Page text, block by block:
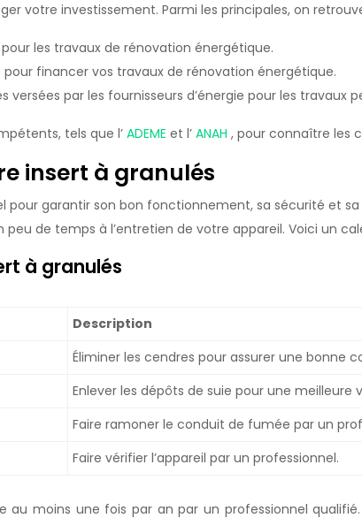
votre investissement. Parmi les principales, on
les travaux de rénovation énergétique.
financer vos travaux de rénovation énergétique.
versées par les fournisseurs d’énergie pour les travaux
tels que l’ ADEME et l’ ANAH , pour connaître les
insert à granulés
pour garantir son bon fonctionnement, sa sécurité et
de temps à l’entretien de votre appareil. Voici un
à granulés
Description
Éliminer les cendres pour assurer une bonne
Enlever les dépôts de suie pour une meilleure
Faire ramoner le conduit de fumée par un
Faire vérifier l’appareil par un professionnel.
moins une fois par an par un professionnel